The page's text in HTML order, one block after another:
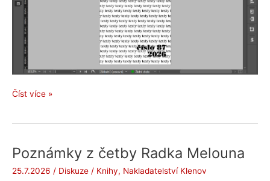
Neuvážené
Číst více »
Poznámky z četby Radka Melouna
25.7.2026 / Diskuze / Knihy, Nakladatelství Klenov